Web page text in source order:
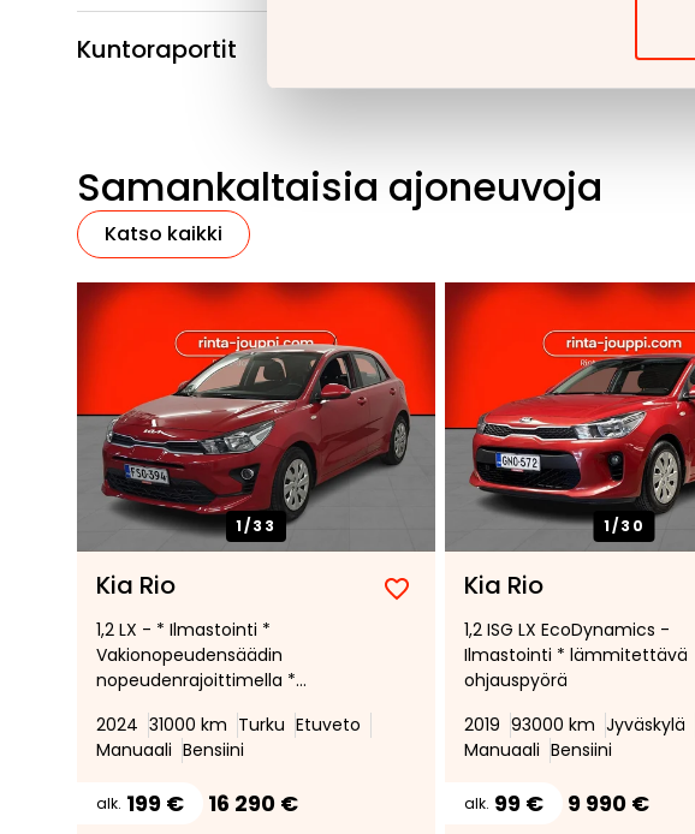
Kuntoraportit
Samankaltaisia ajoneuvoja
Katso kaikki
1/33
Kia Rio
Lisää
suosikiksi
Poista
suosikeista
1,2 LX - * Ilmastointi *
Vakionopeudensäädin
nopeudenrajoittimella *
2024 31000 km Turku Etuveto
Manuaali Bensiini
alk. 199 € 16 290 €
1/30
Kia Rio
1,2 ISG LX EcoDynamics -
Ilmastointi * lämmitettävä
ohjauspyörä
2019 93000 km Jyväskylä
Manuaali Bensiini
alk. 99 € 9 990 €